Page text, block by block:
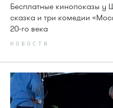
Бесплатные кинопоказы у
сказка и три комедии
20-го века
НОВОСТИ